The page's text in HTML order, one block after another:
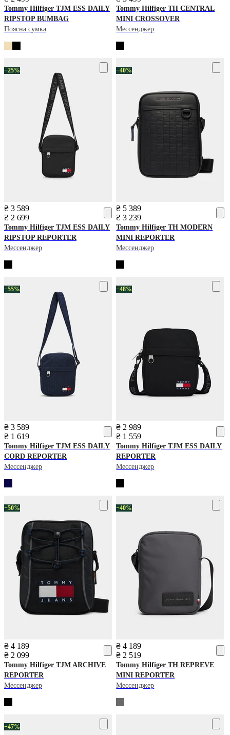
Tommy Hilfiger TJM ESS DAILY
RIPSTOP BUMBAG
Поясна сумка
Tommy Hilfiger TH CENTRAL
MINI CROSSOVER
Мессенджер
−25%
₴ 3 589
₴ 2 699
Tommy Hilfiger TJM ESS DAILY
RIPSTOP REPORTER
Мессенджер
−40%
₴ 5 389
₴ 3 239
Tommy Hilfiger TH MODERN
MINI REPORTER
Мессенджер
−55%
₴ 3 589
₴ 1 619
Tommy Hilfiger TJM ESS DAILY
CORD REPORTER
Мессенджер
−48%
₴ 2 989
₴ 1 559
Tommy Hilfiger TJM ESS DAILY
REPORTER
Мессенджер
−50%
₴ 4 189
₴ 2 099
Tommy Hilfiger TJM ARCHIVE
REPORTER
Мессенджер
−40%
₴ 4 189
₴ 2 519
Tommy Hilfiger TH REPREVE
MINI REPORTER
Мессенджер
−47%